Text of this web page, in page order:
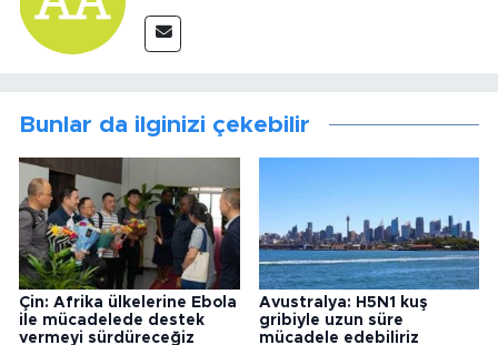
Bunlar da ilginizi çekebilir
Çin: Afrika ülkelerine Ebola
ile mücadelede destek
vermeyi sürdüreceğiz
Avustralya: H5N1 kuş
gribiyle uzun süre
mücadele edebiliriz